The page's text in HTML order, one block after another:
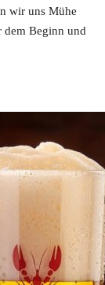
wir uns Mühe
dem Beginn und